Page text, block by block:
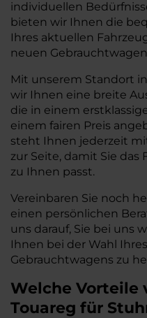
individuellen
bieten wir Ihnen die
Ihres aktuellen
neuen
Mit unserem Standort
wir Ihnen eine breite
die in einem
einem fairen Preis
steht Ihnen jederzeit
zur Seite, damit Sie das
zu Ihnen passt.
Vereinbaren Sie noch
einen persönlichen
uns darauf, Sie bei uns
Ihnen bei der Wahl
Gebrauchtwagens zu
Welche Vorteile
Touareg für